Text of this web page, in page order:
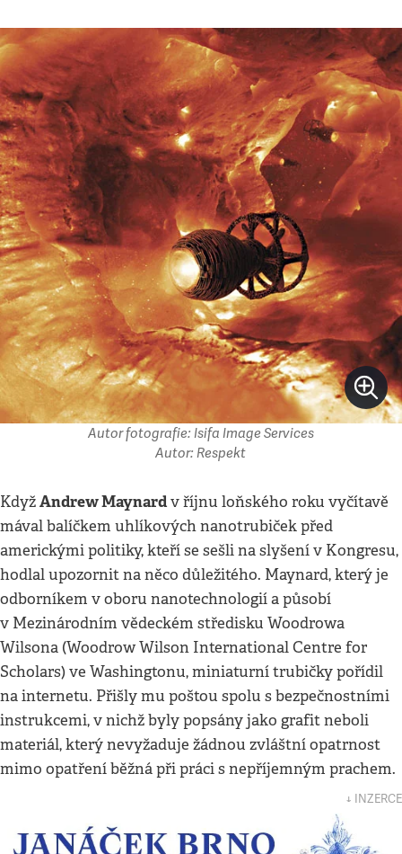
Autor fotografie: Isifa Image Services
Autor: Respekt
KdyžAndrew Maynardv říjnu loňského roku vyčítavě
mával balíčkem uhlíkových nanotrubiček před
americkými politiky, kteří se sešli na slyšení v Kongresu,
hodlal upozornit na něco důležitého. Maynard, který je
odborníkem v oboru nanotechnologií a působí
v Mezinárodním vědeckém středisku Woodrowa
Wilsona (Woodrow Wilson International Centre for
Scholars) ve Washingtonu, miniaturní trubičky pořídil
na internetu. Přišly mu poštou spolu s bezpečnostními
instrukcemi, v nichž byly popsány jako grafit neboli
materiál, který nevyžaduje žádnou zvláštní opatrnost
mimo opatření běžná při práci s nepříjemným prachem.
↓ INZERCE